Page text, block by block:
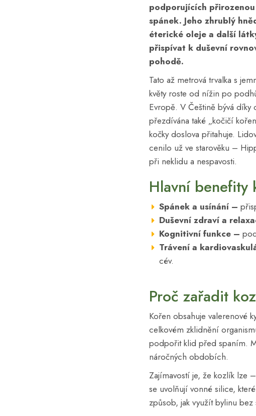
podporujících
spánek. Jeho zhrublý
éterické oleje a další
přispívat k duševní
pohodě.
Tato až metrová trvalka s
květy roste od nížin po
Evropě. V Češtině bývá díky
přezdívána také „kočičí
kočky doslova přitahuje.
cenilo už ve starověku –
při neklidu a nespavosti.
Hlavní benefity
Spánek a usínání –
Duševní zdraví a
Kognitivní funkce –
Trávení a
cév.
Proč zařadit
Kořen obsahuje valerenové
celkovém zklidnění
podpořit klid před spaním.
náročných obdobích.
Zajímavostí je, že kozlík lze
se uvolňují vonné silice,
způsob, jak využít bylinu bez